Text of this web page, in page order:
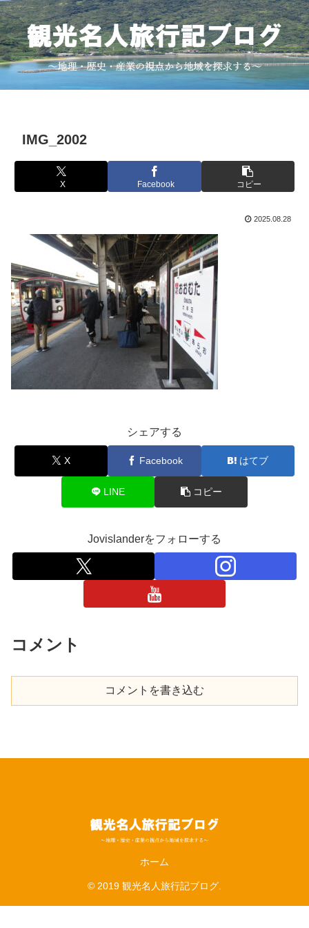
IMG_2002
X Facebook コピー
2025.08.28
シェアする
X Facebook はてブ
LINE コピー
Jovislanderをフォローする
コメント
コメントを書き込む
ホーム
© 2019 観光名人旅行記ブログ.